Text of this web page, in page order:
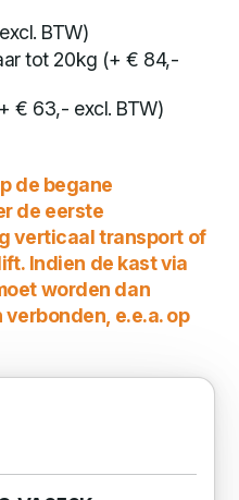
BTW)
tot 20kg (+ € 84,-
€ 63,- excl. BTW)
de begane
de eerste
verticaal transport of
Indien de kast via
worden dan
e.e.a. op